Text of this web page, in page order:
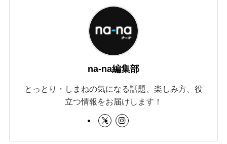
na-na編集部
とっとり・しまねの気になる話題、楽しみ方、役
立つ情報をお届けします！